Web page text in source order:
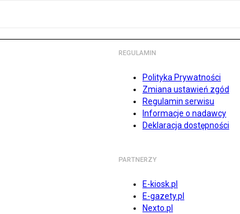
REGULAMIN
Polityka Prywatności
Zmiana ustawień zgód
Regulamin serwisu
Informacje o nadawcy
Deklaracja dostępności
PARTNERZY
E-kiosk.pl
E-gazety.pl
Nexto.pl